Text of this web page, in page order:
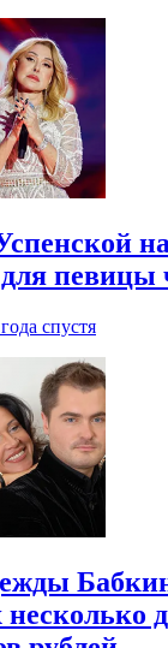
певицы
спустя
несколько